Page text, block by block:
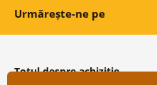
Urmărește-ne pe
Totul despre achiziție